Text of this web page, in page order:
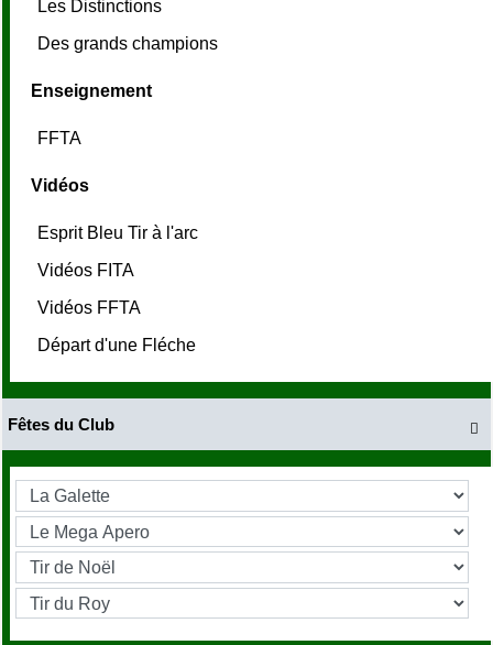
Les Distinctions
Des grands champions
Enseignement
FFTA
Vidéos
Esprit Bleu Tir à l'arc
Vidéos FITA
Vidéos FFTA
Départ d'une Fléche

Fêtes du Club